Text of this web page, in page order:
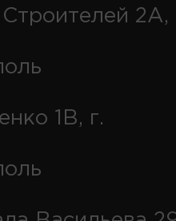
Строителей 2А,
1В, г.